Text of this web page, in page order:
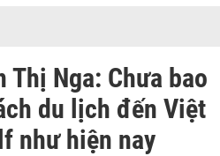
Thị Nga: Chưa bao
du lịch đến Việt
như hiện nay